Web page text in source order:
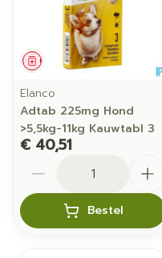
Geneesmiddel
Elanco
Adtab 225mg Hond
>5,5kg-11kg Kauwtabl 3
€ 40,51
Bestel